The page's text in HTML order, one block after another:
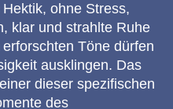
ohne Stress,
klar und strahlte Ruhe
Töne dürfen
ausklingen. Das
dieser spezifischen
des